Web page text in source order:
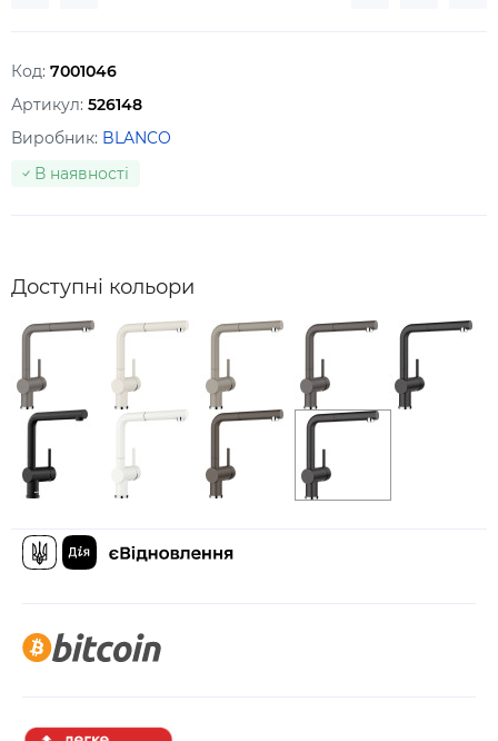
Код: 7001046
Артикул: 526148
Виробник: BLANCO
В наявності
Доступні кольори